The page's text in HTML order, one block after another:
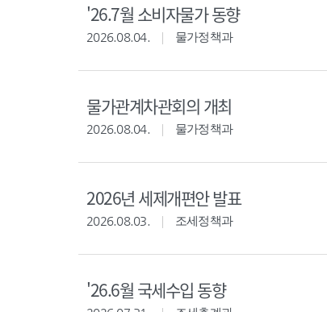
'26.7월 소비자물가 동향
2026.08.04. 물가정책과
물가관계차관회의 개최
2026.08.04. 물가정책과
2026년 세제개편안 발표
2026.08.03. 조세정책과
'26.6월 국세수입 동향